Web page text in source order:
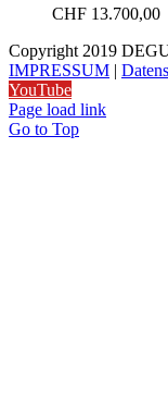
CHF 13.700,00
Copyright 2019
IMPRESSUM |
YouTube
Page load link
Go to Top